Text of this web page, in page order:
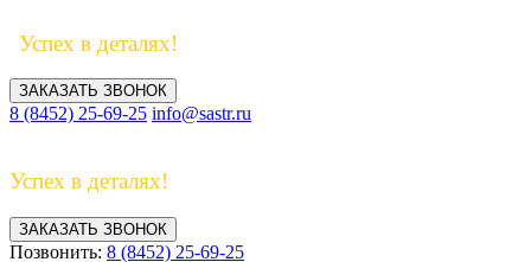
Успех в деталях!
ЗАКАЗАТЬ ЗВОНОК
8 (8452) 25-69-25 info@sastr.ru
Успех в деталях!
ЗАКАЗАТЬ ЗВОНОК
Позвонить: 8 (8452) 25-69-25